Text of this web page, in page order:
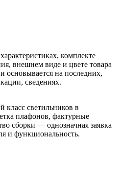
комплекте
внешнем виде и цвете товара
основывается на последних,
сведениях.
светильников в
плафонов, фактурные
сборки — однозначная заявка
и функциональность.